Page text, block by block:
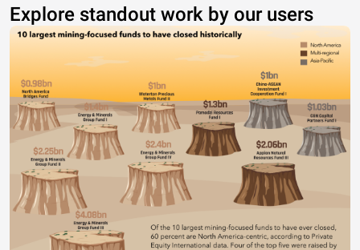
Explore standout work by our users